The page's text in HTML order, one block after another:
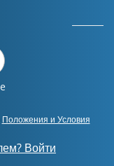
Положения и Условия
Войти